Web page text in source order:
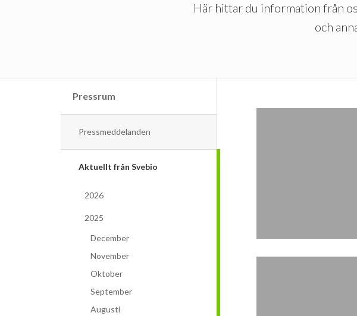
Här hittar du information från
och
Pressrum
Pressmeddelanden
Aktuellt från Svebio
2026
2025
December
November
Oktober
September
Augusti